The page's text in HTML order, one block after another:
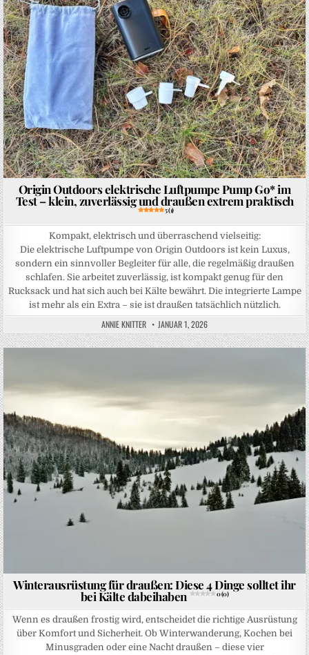
Origin Outdoors elektrische Luftpumpe Pump Go* im
Test – klein, zuverlässig und draußen extrem praktisch
5 (1)
Kompakt, elektrisch und überraschend vielseitig:
Die elektrische Luftpumpe von Origin Outdoors ist kein Luxus,
sondern ein sinnvoller Begleiter für alle, die regelmäßig draußen
schlafen. Sie arbeitet zuverlässig, ist kompakt genug für den
Rucksack und hat sich auch bei Kälte bewährt. Die integrierte Lampe
ist mehr als ein Extra – sie ist draußen tatsächlich nützlich.
ANNIE KNITTER JANUAR 1, 2026
Winterausrüstung für draußen: Diese 4 Dinge solltet ihr
bei Kälte dabeihaben 0 (0)
Wenn es draußen frostig wird, entscheidet die richtige Ausrüstung
über Komfort und Sicherheit. Ob Winterwanderung, Kochen bei
Minusgraden oder eine Nacht draußen – diese vier